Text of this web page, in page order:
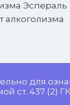
Эспераль
алкоголизма
для
ст. 437 (2)